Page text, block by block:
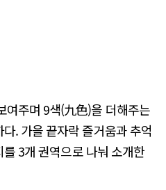
여주며 9색(九色)을 더해주는
. 가을 끝자락 즐거움과 추억
3개 권역으로 나눠 소개한